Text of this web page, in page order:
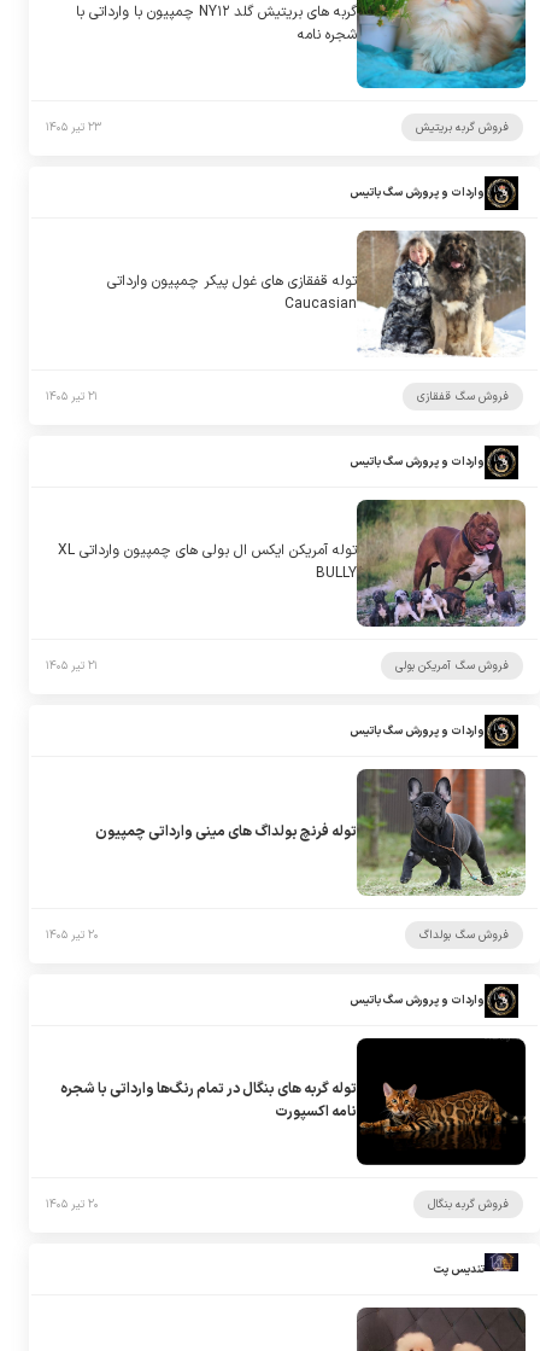
گربه های بریتیش گلد NY۱۲ چمپیون با وارداتی با
شجره نامه
فروش گربه بریتیش ۲۳ تیر ۱۴۰۵
واردات و پرورش سگ باتیس
توله قفقازی های غول پیکر چمپیون وارداتی
Caucasian
فروش سگ قفقازی ۲۱ تیر ۱۴۰۵
واردات و پرورش سگ باتیس
توله آمریکن ایکس ال بولی های چمپیون وارداتی XL
BULLY
فروش سگ آمریکن بولی ۲۱ تیر ۱۴۰۵
واردات و پرورش سگ باتیس
توله فرنچ بولداگ های مینی وارداتی چمپیون
فروش سگ بولداگ ۲۰ تیر ۱۴۰۵
واردات و پرورش سگ باتیس
توله گربه های بنگال در تمام رنگ‌ها وارداتی با شجره
نامه اکسپورت
فروش گربه بنگال ۲۰ تیر ۱۴۰۵
تندیس پت